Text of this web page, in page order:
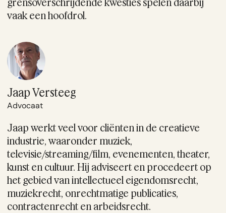
vaak een hoofdrol.
Jaap Versteeg
Advocaat
Jaap werkt veel voor cliënten in de creatieve
industrie, waaronder muziek,
televisie/streaming/film, evenementen, theater,
kunst en cultuur. Hij adviseert en procedeert op
het gebied van intellectueel eigendomsrecht,
muziekrecht, onrechtmatige publicaties,
contractenrecht en arbeidsrecht.